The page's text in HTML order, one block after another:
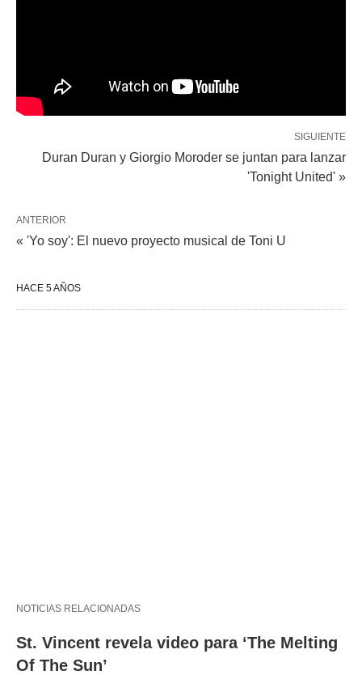
SIGUIENTE
Duran Duran y Giorgio Moroder se juntan para lanzar
'Tonight United' »
ANTERIOR
« 'Yo soy': El nuevo proyecto musical de Toni U
HACE 5 AÑOS
NOTICIAS RELACIONADAS
St. Vincent revela video para ‘The Melting
Of The Sun’